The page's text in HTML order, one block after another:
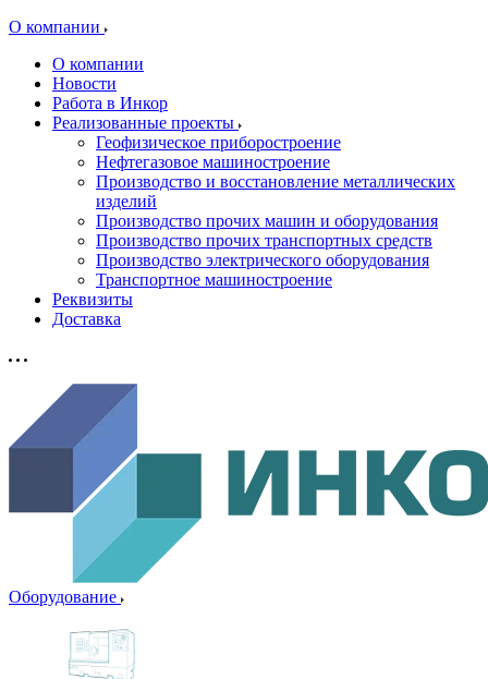
О компании
О компании
Новости
Работа в Инкор
Реализованные проекты
Геофизическое приборостроение
Нефтегазовое машиностроение
Производство и восстановление металлических
изделий
Производство прочих машин и оборудования
Производство прочих транспортных средств
Производство электрического оборудования
Транспортное машиностроение
Реквизиты
Доставка
Оборудование